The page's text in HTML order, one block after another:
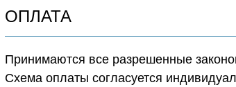
ОПЛАТА
Принимаются все разрешенные
Схема оплаты согласуется